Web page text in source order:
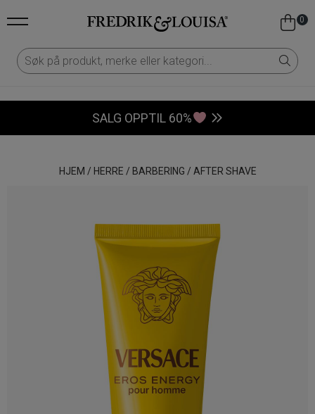
0
SALG OPPTIL 60%
HJEM / HERRE / BARBERING / AFTER SHAVE